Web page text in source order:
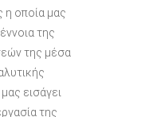
η οποία μας
της
της μέσα
εισάγει
της